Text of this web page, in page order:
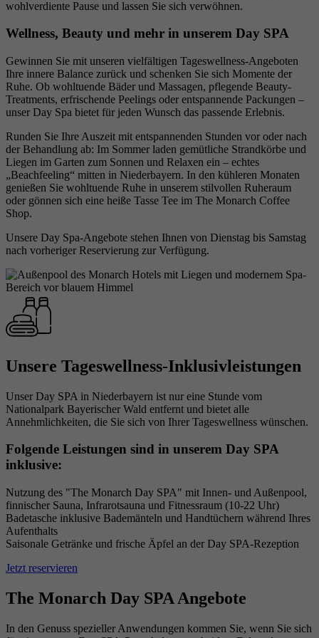
wohlverdiente Pause und lassen Sie sich verwöhnen.
Wellness, Beauty und mehr in unserem Day SPA
Gewinnen Sie mit unseren vielfältigen Tageswellness-Angeboten
Ihre innere Balance zurück und schenken Sie sich Momente der
Ruhe. Ob wohltuende Bäder und Massagen, pflegende Beauty-
Treatments, erfrischende Peelings oder entspannende Packungen –
unser Day Spa bietet für jeden Wunsch das passende Erlebnis.
Runden Sie Ihre Auszeit mit entspannenden Stunden vor oder nach
der Behandlung ab: Im Sommer laden gemütliche Strandkörbe und
Liegen im Garten zum Sonnen und Relaxen ein – echtes
„Beachfeeling“ mitten in Niederbayern. In den kühleren Monaten
genießen Sie wohltuende Ruhe in unserem stilvollen Ruheraum
oder gönnen sich eine heiße Tasse Tee im The Monarch Coffee
Shop.
Unsere Day Spa-Angebote stehen Ihnen von Dienstag bis Samstag
nach vorheriger Reservierung zur Verfügung.
Unsere Tageswellness-Inklusivleistungen
Unser Day SPA in Niederbayern ist nur eine Stunde vom
Nationalpark Bayerischer Wald entfernt und bietet alle
Annehmlichkeiten, die Sie sich von Ihrer Tageswellness wünschen.
Folgende Leistungen sind in unserem Day SPA
inklusive:
Nutzung des "The Monarch Day SPA" mit Innen- und Außenpool,
finnischer Sauna, Infrarotsauna und Fitnessraum (10-22 Uhr)
Badetasche inklusive Bademänteln und Handtüchern während Ihres
Aufenthalts
Saisonale Getränke und frische Äpfel an der Day SPA-Rezeption
Jetzt reservieren
The Monarch Day SPA Angebote
In den Genuss spezieller Anwendungen kommen Sie, wenn Sie sich
anonymisierter Form.
Name _gcl_au
Anbieter Google Analytics
Laufzeit 2 Monate
Zweck
Dieses Cookie wird von Google Analytics
verwendet, um die Benutzerinteraktion mit der
Website zu verstehen.
Name _dc_gtm_UA-xxx
Anbieter Google Tag Manager/Google Analytics
Laufzeit
Zweck
Ergänzung zur Ermöglichung der Erfassung
und die Werbung zu messen und zu verbessern.
Nutzers im gesamten Web auf Websites, die
Facebook-Pixel oder Facebook Social Plugins
aufweisen. Diese Cookies sind anonym - sie
speichern Informationen darüber, was Sie auf
unserer Website sehen, aber nicht darüber, wer
Sie sind.